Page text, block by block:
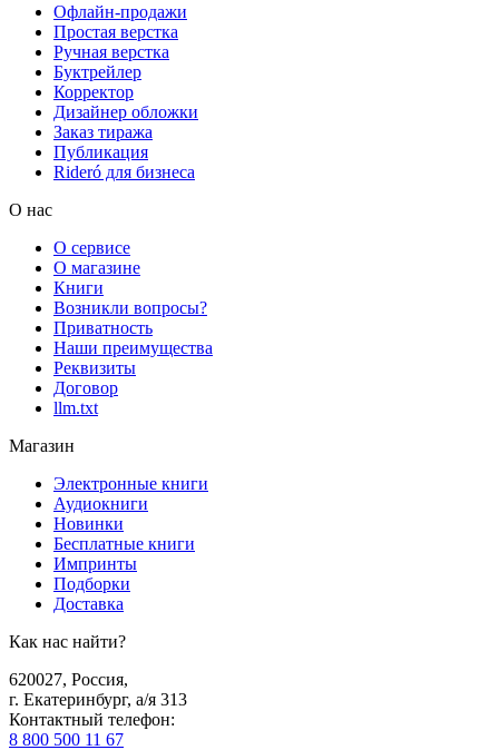
Офлайн-продажи
Простая верстка
Ручная верстка
Буктрейлер
Корректор
Дизайнер обложки
Заказ тиража
Публикация
Rideró для бизнеса
О нас
О сервисе
О магазине
Книги
Возникли вопросы?
Приватность
Наши преимущества
Реквизиты
Договор
llm.txt
Магазин
Электронные книги
Аудиокниги
Новинки
Бесплатные книги
Импринты
Подборки
Доставка
Как нас найти?
620027, Россия,
г. Екатеринбург, а/я 313
Контактный телефон:
8 800 500 11 67